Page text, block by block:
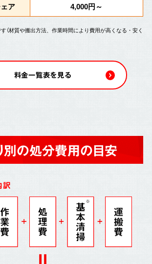
ア
4,000円～
（材質や搬出方法、作業時間により費用が高くなる・安く
料金一覧表を見る
別の処分費用の目安
訳